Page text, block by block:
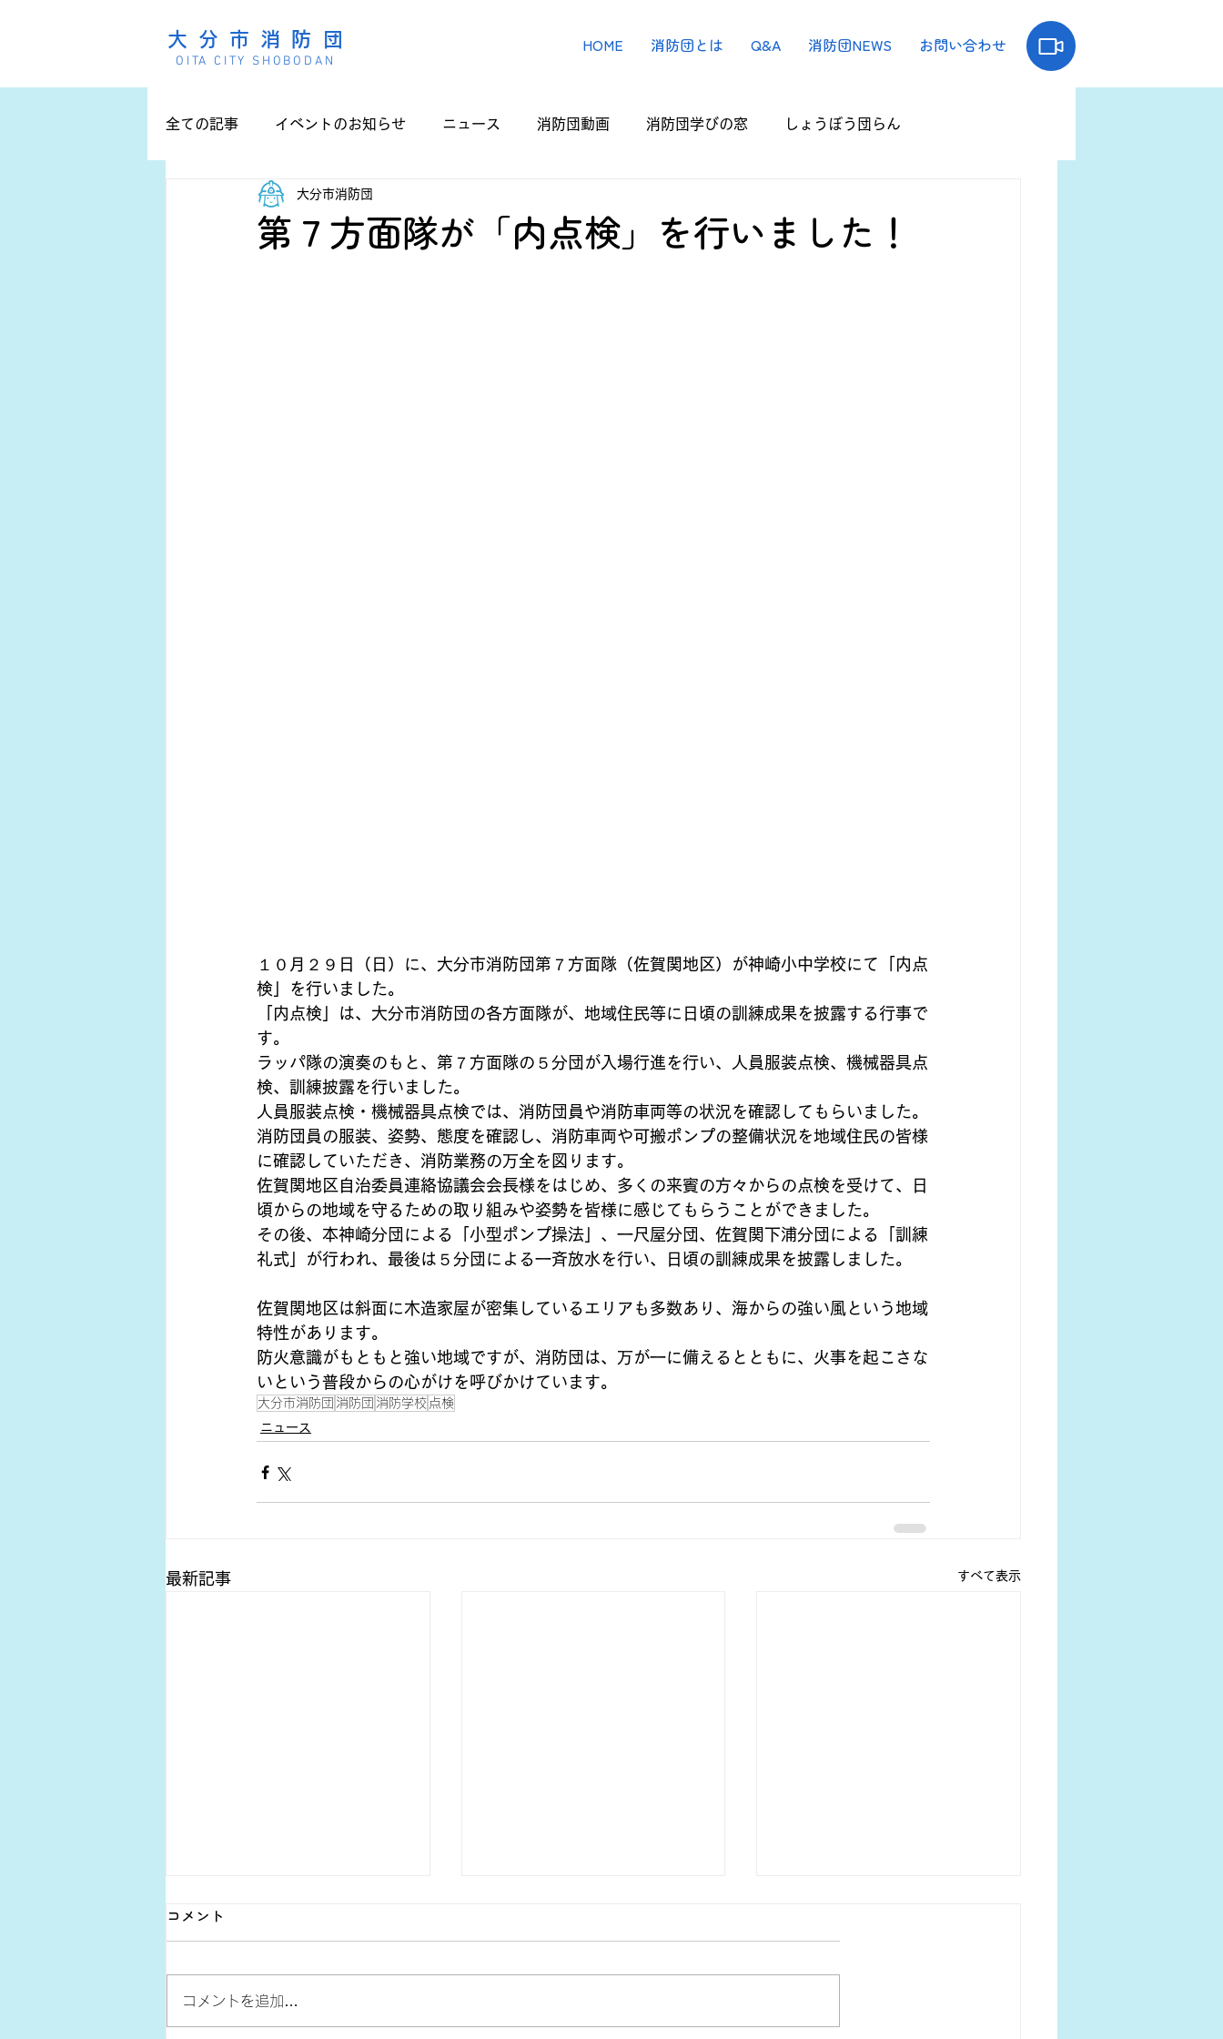
大分市消防団
OITA CITY SHOBODAN
HOME 消防団とは Q&A 消防団NEWS お問い合わせ
全ての記事 イベントのお知らせ ニュース 消防団動画 消防団学びの窓 しょうぼう団らん
第７方面隊が「内点検」を行いました！
大分市消防団
１０月２９日（日）に、大分市消防団第７方面隊（佐賀関地区）が神崎小中学校にて「内点
検」を行いました。
「内点検」は、大分市消防団の各方面隊が、地域住民等に日頃の訓練成果を披露する行事で
す。
ラッパ隊の演奏のもと、第７方面隊の５分団が入場行進を行い、人員服装点検、機械器具点
検、訓練披露を行いました。
人員服装点検・機械器具点検では、消防団員や消防車両等の状況を確認してもらいました。
消防団員の服装、姿勢、態度を確認し、消防車両や可搬ポンプの整備状況を地域住民の皆様
に確認していただき、消防業務の万全を図ります。
佐賀関地区自治委員連絡協議会会長様をはじめ、多くの来賓の方々からの点検を受けて、日
頃からの地域を守るための取り組みや姿勢を皆様に感じてもらうことができました。
その後、本神崎分団による「小型ポンプ操法」、一尺屋分団、佐賀関下浦分団による「訓練
礼式」が行われ、最後は５分団による一斉放水を行い、日頃の訓練成果を披露しました。
佐賀関地区は斜面に木造家屋が密集しているエリアも多数あり、海からの強い風という地域
特性があります。
防火意識がもともと強い地域ですが、消防団は、万が一に備えるとともに、火事を起こさな
いという普段からの心がけを呼びかけています。
大分市消防団 消防団 消防学校 点検
ニュース
最新記事 すべて表示
コメント
コメントを追加…